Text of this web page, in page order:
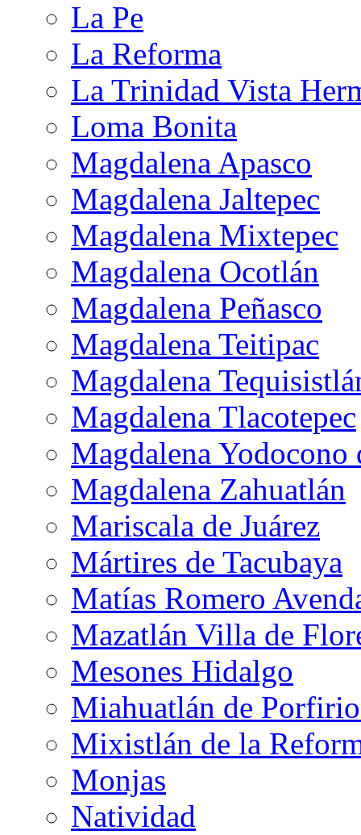
La Pe
La Reforma
La Trinidad Vista
Loma Bonita
Magdalena Apasco
Magdalena Jaltepec
Magdalena Mixtepec
Magdalena Ocotlán
Magdalena Peñasco
Magdalena Teitipac
Magdalena
Magdalena Tlacotepec
Magdalena
Magdalena Zahuatlán
Mariscala de Juárez
Mártires de Tacubaya
Matías Romero
Mazatlán Villa de
Mesones Hidalgo
Miahuatlán de
Mixistlán de la
Monjas
Natividad